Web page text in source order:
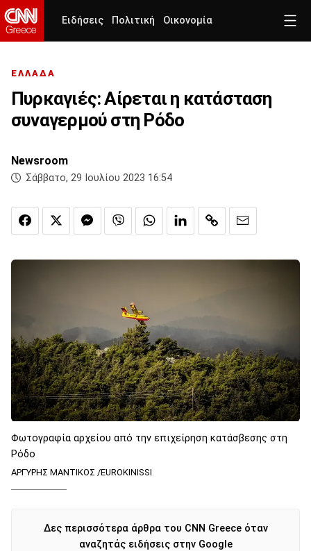
Ειδήσεις Πολιτική Οικονομία
ΕΛΛΑΔΑ
Πυρκαγιές: Αίρεται η κατάσταση
συναγερμού στη Ρόδο
Newsroom
Σάββατο, 29 Ιουλίου 2023 16:54
Φωτογραφία αρχείου από την επιχείρηση κατάσβεσης στη
Ρόδο
ΑΡΓΥΡΗΣ ΜΑΝΤΙΚΟΣ /EUROKINISSI
Δες περισσότερα άρθρα του CNN Greece όταν
αναζητάς ειδήσεις στην Google